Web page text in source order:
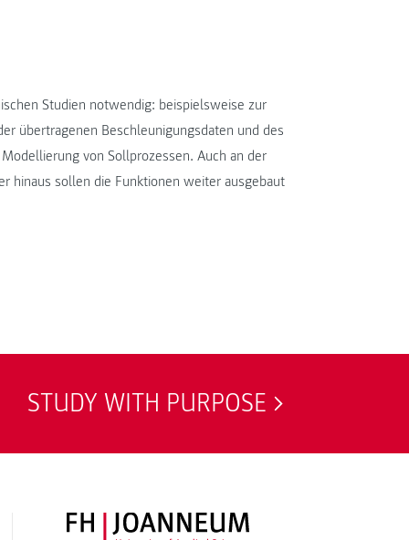
Studien notwendig: beispielsweise zur
übertragenen Beschleunigungsdaten und des
von Sollprozessen. Auch an der
hinaus sollen die Funktionen weiter ausgebaut
STUDY WITH PURPOSE
FH JOANNEUM Logo